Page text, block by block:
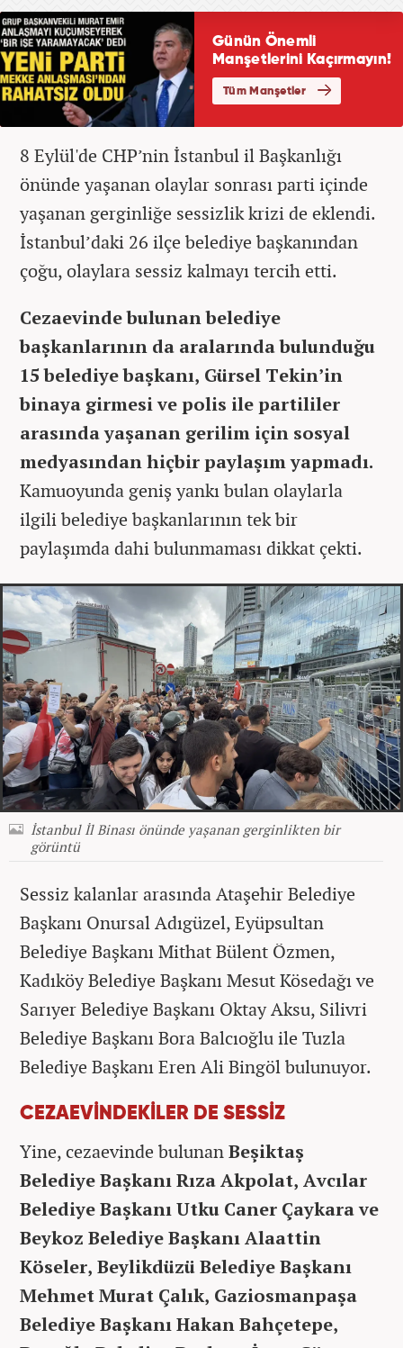
8 Eylül'de CHP’nin İstanbul il Başkanlığı
önünde yaşanan olaylar sonrası parti içinde
yaşanan gerginliğe sessizlik krizi de eklendi.
İstanbul’daki 26 ilçe belediye başkanından
çoğu, olaylara sessiz kalmayı tercih etti.
Cezaevinde bulunan belediye
başkanlarının da aralarında bulunduğu
15 belediye başkanı, Gürsel Tekin’in
binaya girmesi ve polis ile partililer
arasında yaşanan gerilim için sosyal
medyasından hiçbir paylaşım yapmadı.
Kamuoyunda geniş yankı bulan olaylarla
ilgili belediye başkanlarının tek bir
paylaşımda dahi bulunmaması dikkat çekti.
İstanbul İl Binası önünde yaşanan gerginlikten bir
görüntü
Sessiz kalanlar arasında Ataşehir Belediye
Başkanı Onursal Adıgüzel, Eyüpsultan
Belediye Başkanı Mithat Bülent Özmen,
Kadıköy Belediye Başkanı Mesut Kösedağı ve
Sarıyer Belediye Başkanı Oktay Aksu, Silivri
Belediye Başkanı Bora Balcıoğlu ile Tuzla
Belediye Başkanı Eren Ali Bingöl bulunuyor.
CEZAEVİNDEKİLER DE SESSİZ
Yine, cezaevinde bulunanBeşiktaş
Belediye Başkanı Rıza Akpolat, Avcılar
Belediye Başkanı Utku Caner Çaykara ve
Beykoz Belediye Başkanı Alaattin
Köseler, Beylikdüzü Belediye Başkanı
Mehmet Murat Çalık, Gaziosmanpaşa
Belediye Başkanı Hakan Bahçetepe,